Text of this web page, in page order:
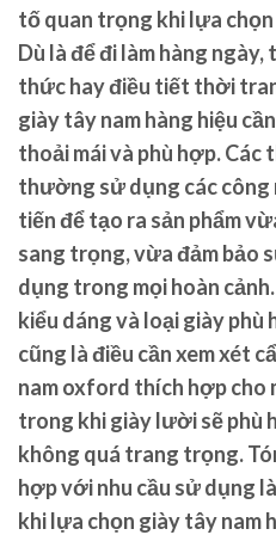
tố quan trọng khi lựa
Dù là để đi làm hàng
thức hay điều tiết thời
giày tây nam hàng hiệu
thoải mái và phù hợp.
thường sử dụng các công
tiến để tạo ra sản phẩm
sang trọng, vừa đảm bảo
dụng trong mọi hoàn
kiểu dáng và loại giày phù
cũng là điều cần xem xét
nam oxford thích hợp
trong khi giày lười sẽ phù
không quá trang trọng.
hợp với nhu cầu sử dụng
khi lựa chọn giày tây nam